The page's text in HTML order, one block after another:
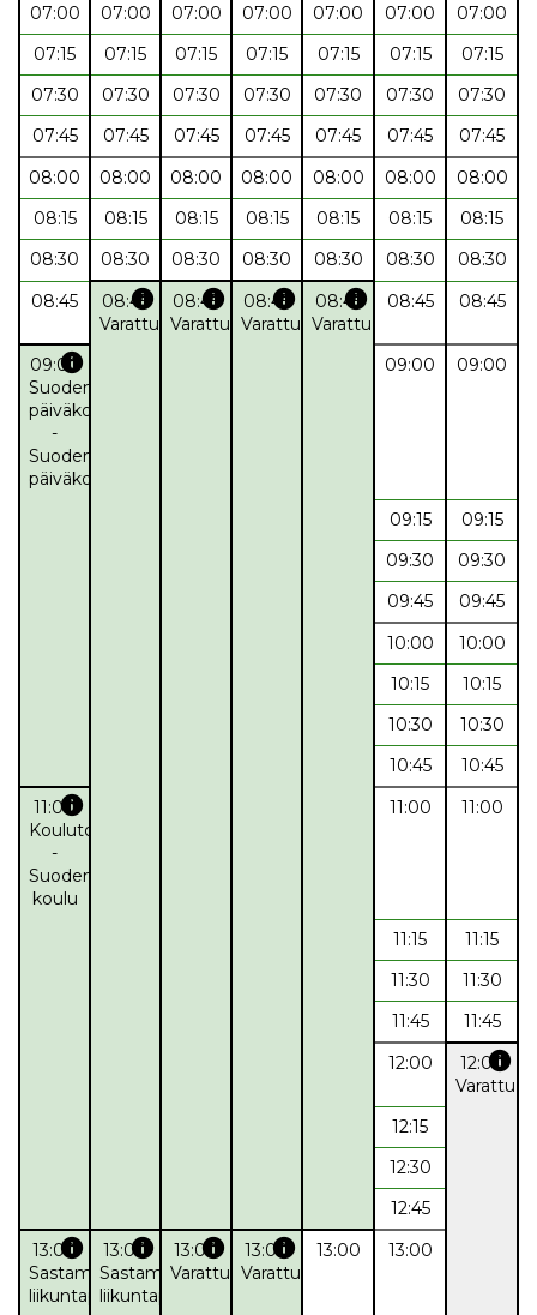
07:00 07:00 07:00 07:00 07:00 07:00
07:00
07:15
07:15 07:15 07:15 07:15 07:15
07:15
07:30
07:30 07:30 07:30 07:30 07:30
07:30
07:45
07:45 07:45 07:45 07:45 07:45
07:45
08:00
08:00 08:00 08:00 08:00 08:00
08:00
08:15
08:15 08:15 08:15 08:15 08:15
08:15
08:30
08:30 08:30 08:30 08:30 08:30
08:30
08:45
08:45info
Varattu
08:45info
Varattu
08:45info
Varattu
08:45info
Varattu
08:45 08:45
09:00
info
Suodenniemen
päiväkoti
-
Suodenniemen
päiväkoti
09:00 09:00
09:15
09:15
09:30
09:30
09:45
09:45
10:00
10:00
10:15
10:15
10:30
10:30
10:45
10:45
11:00info
Koulutoiminta
-
Suodenniemen
koulu
11:00 11:00
11:15
11:15
11:30
11:30
11:45
11:45
12:00
12:00info
Varattu
12:15
12:30
12:45
13:00info
Sastamalan
liikuntapalvelut
13:00info
Sastamalan
liikuntapalvelut
13:00info
Varattu
13:00info
Varattu
13:00 13:00